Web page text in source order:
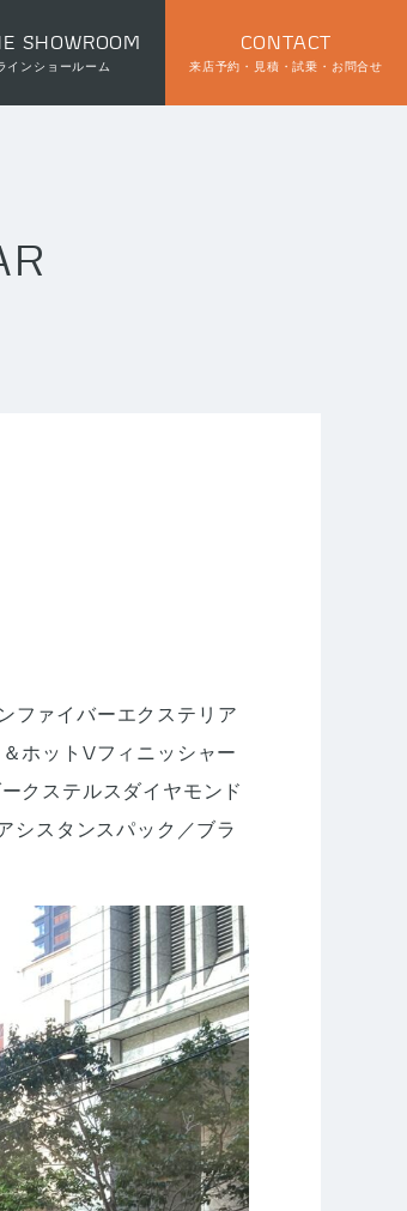
SHOWROOM
インショールーム
CONTACT
来店予約・見積・試乗・お問合せ
ファイバーエクステリア
ホットVフィニッシャー
クステルスダイヤモンド
シスタンスパック／ブラ